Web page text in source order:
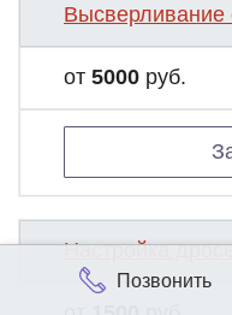
Высверливание
от 5000 руб.
Настройка
Позвонить